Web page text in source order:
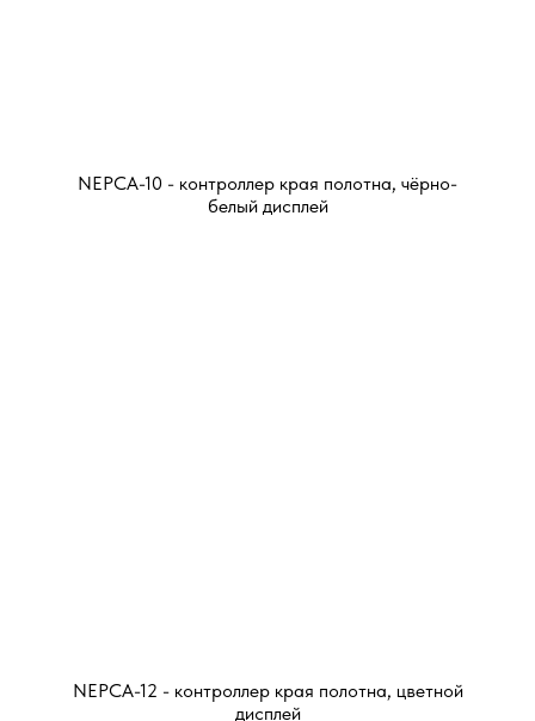
NEPCA-10 - контроллер края полотна, чёрно-
белый дисплей
NEPCA-12 - контроллер края полотна, цветной
дисплей